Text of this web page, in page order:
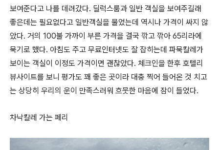
보여준다고 나를 데려갔다. 딜럭스룸과 일반 객실을 보여주길래
좋은데는 필요없다고 일반객실을 물었는데 역시나 가격이 싸지 않
았다. 거의 100불 가까이 부른 가격을 결국 깎고 깎아 65리라에
묵기로 했다. 아침도 주고 무료인터넷도 잘 잡히는데 파묵칼레가
보이는 객실이 이정도 가격이면 괜찮았다. 체크인을 한후 호텔리
뷰사이트를 보니 평가도 꽤 좋은 곳이라 대충 찍어 들어온 것 치고
는 상당히 우리의 운이 만족스러워 흐뭇한 마음에 잠이 들었다.
차낙칼레 가는 페리